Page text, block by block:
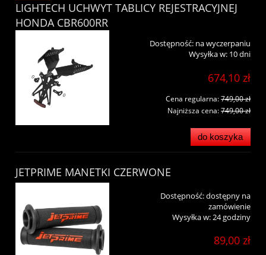
LIGHTECH UCHWYT TABLICY REJESTRACYJNEJ
HONDA CBR600RR
Dostępność: na wyczerpaniu
Wysyłka w: 10 dni
674,10 zł
Cena regularna:749,00 zł
Najniższa cena:749,00 zł
do koszyka
JETPRIME MANETKI CZERWONE
Dostępność:dostępny na
zamówienie
Wysyłka w:24 godziny
89,00 zł